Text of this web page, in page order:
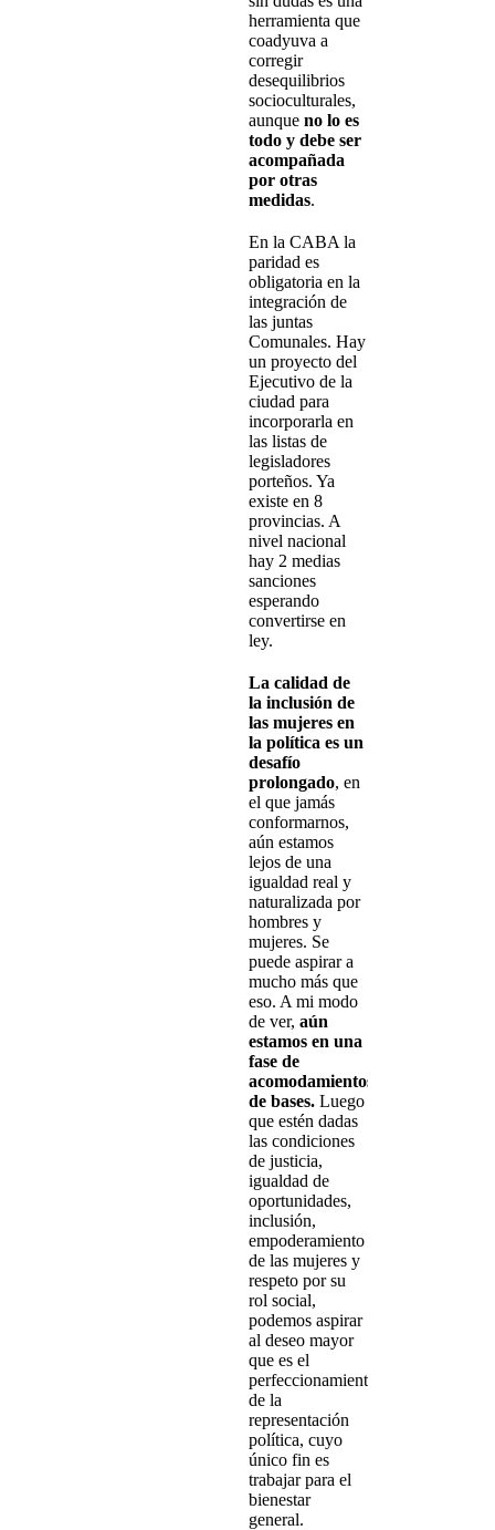
herramienta que
coadyuva a
corregir
desequilibrios
socioculturales,
aunqueno lo es
todo y debe ser
acompañada
por otras
medidas.
En la CABA la
paridad es
obligatoria en la
integración de
las juntas
Comunales. Hay
un proyecto del
Ejecutivo de la
ciudad para
incorporarla en
las listas de
legisladores
porteños. Ya
existe en 8
provincias. A
nivel nacional
hay 2 medias
sanciones
esperando
convertirse en
ley.
La calidad de
la inclusión de
las mujeres en
la política es un
desafío
prolongado, en
el que jamás
conformarnos,
aún estamos
lejos de una
igualdad real y
naturalizada por
hombres y
mujeres. Se
puede aspirar a
mucho más que
eso. A mi modo
de ver,aún
estamos en una
fase de
acomodamientos
de bases. Luego
que estén dadas
las condiciones
de justicia,
igualdad de
oportunidades,
inclusión,
empoderamiento
de las mujeres y
respeto por su
rol social,
podemos aspirar
al deseo mayor
que es el
perfeccionamiento
de la
representación
política, cuyo
único fin es
trabajar para el
bienestar
general.